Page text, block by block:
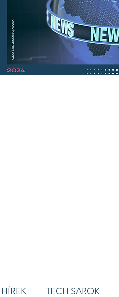
HÍREK TECH SAROK